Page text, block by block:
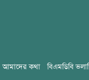
আমাদের কথা বিএমডিবি